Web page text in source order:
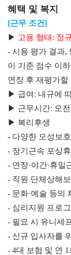
혜택 및 복지
[근무 조건]
▶ 고용 형태: 정
- 시용 평가 결과,
이 기준 점수 이
연장 후 재평가할
▶ 급여: 내규에
▶ 근무시간: 오
▶ 복리후생
- 다양한 모성보
- 장기근속 포상
- 연장·야간·휴일
- 직원 단체상해
- 문화·예술 등의
- 심리지원 프로
- 필요 시 유니세
- 신규 입사자를
- 4대 보험 및 연